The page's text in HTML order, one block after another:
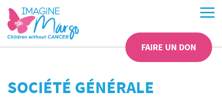
FAIRE UN DON
SOCIÉTÉ GÉNÉRALE